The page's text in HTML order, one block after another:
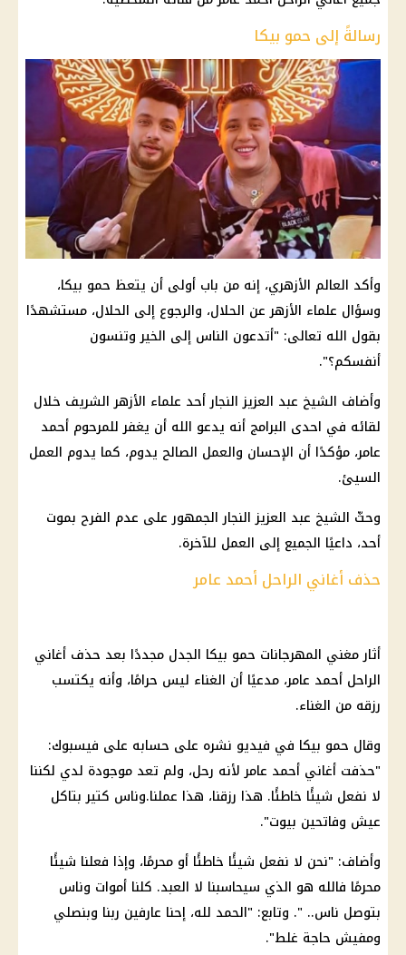
رسالةً إلى حمو بيكا
وأكد العالم الأزهري، إنه من باب أولى أن يتعظ حمو بيكا،
وسؤال علماء الأزهر عن الحلال، والرجوع إلى الحلال، مستشهدًا
بقول الله تعالى: "أتدعون الناس إلى الخير وتنسون
أنفسكم؟".
وأضاف الشيخ عبد العزيز النجار أحد علماء الأزهر الشريف خلال
لقائه في احدى البرامج أنه يدعو الله أن يغفر للمرحوم أحمد
عامر، مؤكدًا أن الإحسان والعمل الصالح يدوم، كما يدوم العمل
السيئ.
وحثّ الشيخ عبد العزيز النجار الجمهور على عدم الفرح بموت
أحد، داعيًا الجميع إلى العمل للآخرة.
حذف أغاني الراحل أحمد عامر
أثار مغني المهرجانات حمو بيكا الجدل مجددًا بعد حذف أغاني
الراحل أحمد عامر، مدعيًا أن الغناء ليس حرامًا، وأنه يكتسب
رزقه من الغناء.
وقال حمو بيكا في فيديو نشره على حسابه على فيسبوك:
"حذفت أغاني أحمد عامر لأنه رحل، ولم تعد موجودة لدي لكننا
لا نفعل شيئًا خاطئًا. هذا رزقنا، هذا عملنا.وناس كتير بتاكل
عيش وفاتحين بيوت".
وأضاف: "نحن لا نفعل شيئًا خاطئًا أو محرمًا، وإذا فعلنا شيئًا
محرمًا فالله هو الذي سيحاسبنا لا العبد. كلنا أموات وناس
بتوصل ناس.. ". وتابع: "الحمد لله، إحنا عارفين ربنا وبنصلي
ومفيش حاجة غلط".